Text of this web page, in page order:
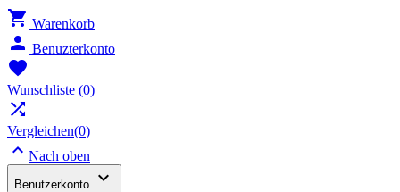
 Warenkorb
 Benuzterkonto

Wunschliste (0)

Vergleichen(0)
 Nach oben
Benutzerkonto 